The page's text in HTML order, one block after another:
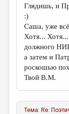
Глядишь, и
:)
Саша, уже всё
Хотя...
должного
а затем и
роскошью
Твой В.М.
Тема: Re: